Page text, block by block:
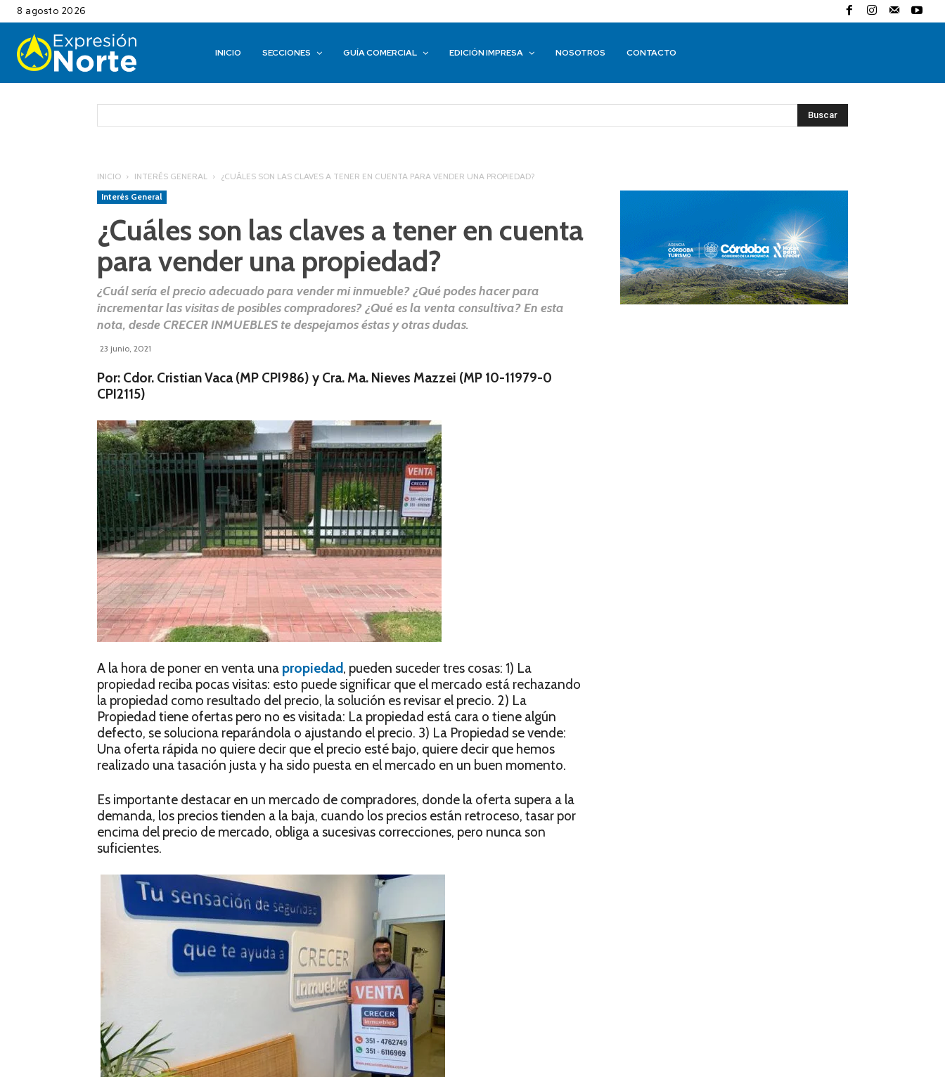
8 agosto 2026
INICIO SECCIONES GUÍA COMERCIAL EDICIÓN IMPRESA NOSOTROS CONTACTO
Buscar
INICIO INTERÉS GENERAL
¿CUÁLES SON LAS CLAVES A TENER EN CUENTA PARA VENDER UNA PROPIEDAD?
Interés General
¿Cuáles son las claves a tener en cuenta
para vender una propiedad?
¿Cuál sería el precio adecuado para vender mi inmueble? ¿Qué podes hacer para
incrementar las visitas de posibles compradores? ¿Qué es la venta consultiva? En esta
nota, desde CRECER INMUEBLES te despejamos éstas y otras dudas.
23 junio, 2021
Por: Cdor. Cristian Vaca (MP CPI986) y Cra. Ma. Nieves Mazzei (MP 10-11979-0
CPI2115)
A la hora de poner en venta una propiedad, pueden suceder tres cosas: 1) La
propiedad reciba pocas visitas: esto puede significar que el mercado está rechazando
la propiedad como resultado del precio, la solución es revisar el precio. 2) La
Propiedad tiene ofertas pero no es visitada: La propiedad está cara o tiene algún
defecto, se soluciona reparándola o ajustando el precio. 3) La Propiedad se vende:
Una oferta rápida no quiere decir que el precio esté bajo, quiere decir que hemos
realizado una tasación justa y ha sido puesta en el mercado en un buen momento.
Es importante destacar en un mercado de compradores, donde la oferta supera a la
demanda, los precios tienden a la baja, cuando los precios están retroceso, tasar por
encima del precio de mercado, obliga a sucesivas correcciones, pero nunca son
suficientes.